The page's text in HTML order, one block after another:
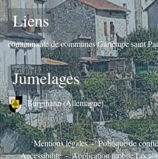
Liens
communauté de communes Gartempe saint
Jumelages
Burgthann (Allemagne)
Mentions légales - Politique de
Accessibilité - Application mobile